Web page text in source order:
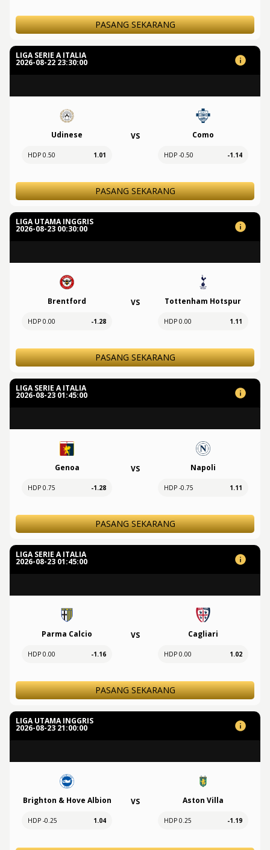
PASANG SEKARANG
LIGA SERIE A ITALIA
2026-08-22 23:30:00
Udinese
HDP 0.50 1.01
VS Como
HDP -0.50 -1.14
PASANG SEKARANG
LIGA UTAMA INGGRIS
2026-08-23 00:30:00
Brentford
HDP 0.00 -1.28
VS Tottenham Hotspur
HDP 0.00 1.11
PASANG SEKARANG
LIGA SERIE A ITALIA
2026-08-23 01:45:00
Genoa
HDP 0.75 -1.28
VS Napoli
HDP -0.75 1.11
PASANG SEKARANG
LIGA SERIE A ITALIA
2026-08-23 01:45:00
Parma Calcio
HDP 0.00 -1.16
VS Cagliari
HDP 0.00 1.02
PASANG SEKARANG
LIGA UTAMA INGGRIS
2026-08-23 21:00:00
Brighton & Hove Albion
HDP -0.25 1.04
VS Aston Villa
HDP 0.25 -1.19